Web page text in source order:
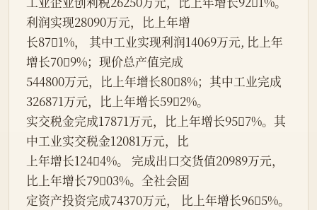
利润实现28090万元，比上年增
长871%， 其中工业实现利润14069万元, 比上年
增长709%；现价总产值完成
544800万元，比上年增长808%；其中工业完成
326871万元，比上年增长592%。
实交税金完成17871万元，比上年增长957%。其
中工业实交税金12081万元，比
上年增长1244%。 完成出口交货值20989万元，
比上年增长7903%。全社会固
定资产投资完成74370万元， 比上年增长965%。